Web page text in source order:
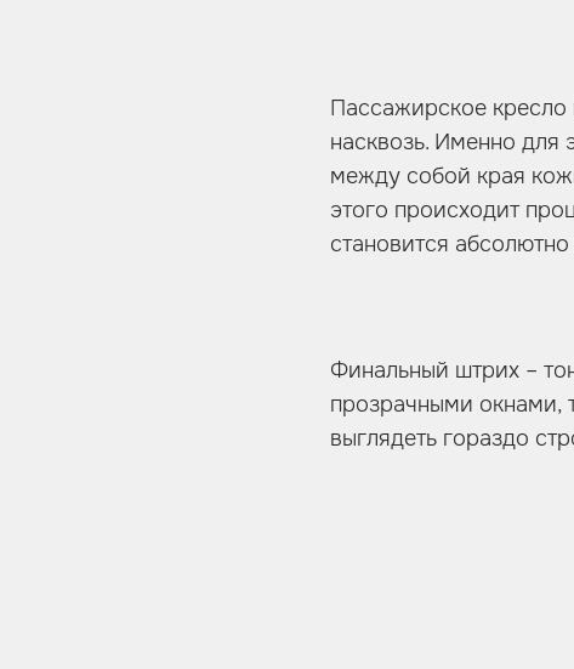
Пассажирское кресло
насквозь. Именно для
между собой края
этого происходит
становится
Финальный штрих –
прозрачными окнами,
выглядеть гораздо